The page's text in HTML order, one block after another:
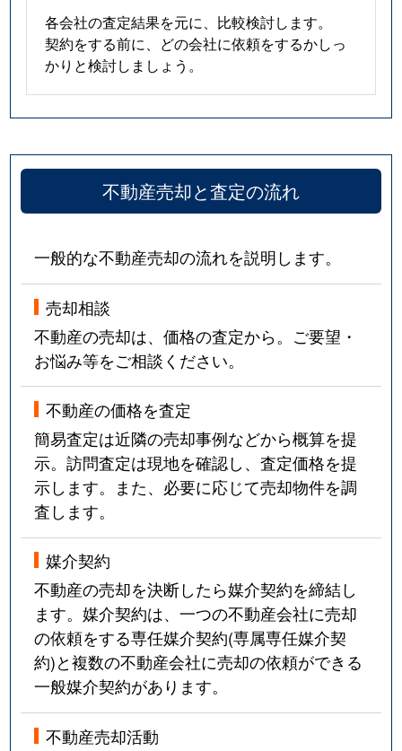
各会社の査定結果を元に、比較検討します。
契約をする前に、どの会社に依頼をするかしっ
かりと検討しましょう。
不動産売却と査定の流れ
一般的な不動産売却の流れを説明します。
売却相談
不動産の売却は、価格の査定から。ご要望・
お悩み等をご相談ください。
不動産の価格を査定
簡易査定は近隣の売却事例などから概算を提
示。訪問査定は現地を確認し、査定価格を提
示します。また、必要に応じて売却物件を調
査します。
媒介契約
不動産の売却を決断したら媒介契約を締結し
ます。媒介契約は、一つの不動産会社に売却
の依頼をする専任媒介契約(専属専任媒介契
約)と複数の不動産会社に売却の依頼ができる
一般媒介契約があります。
不動産売却活動